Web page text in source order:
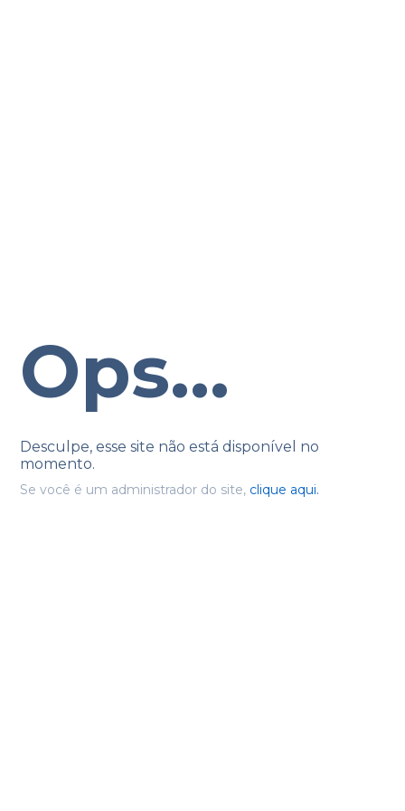
Ops...
Desculpe, esse site não está disponível no
momento.
Se você é um administrador do site, clique aqui.